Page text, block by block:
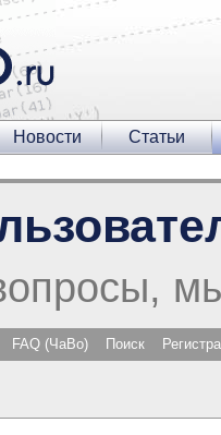
Новости Статьи
FAQ (ЧаВо) Поиск